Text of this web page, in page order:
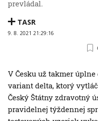
prevládal.
TASR
9. 8. 2021 21:29:16
V Česku už takmer
variant delta, ktorý
Český Štátny zdravotný
pravidelnej týždennej